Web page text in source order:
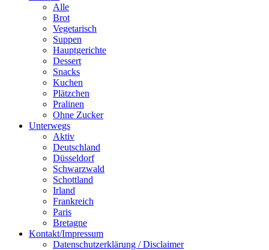
Alle
Brot
Vegetarisch
Suppen
Hauptgerichte
Dessert
Snacks
Kuchen
Plätzchen
Pralinen
Ohne Zucker
Unterwegs
Aktiv
Deutschland
Düsseldorf
Schwarzwald
Schottland
Irland
Frankreich
Paris
Bretagne
Kontakt/Impressum
Datenschutzerklärung / Disclaimer